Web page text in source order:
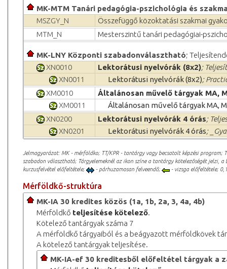
MK-MTM Tanári pedagógia-pszichológia és
MSZGY_N
Összefüggő közoktatási szakmai
MTM_N
Mesterszintű tanári pedagógiai-
MK-LNY Központi szabadonválasztható;
XN0010
Lektorátusi nyelvórák (8x2);
XN0011
Lektorátusi nyelvórák (8x2);
XM0010
Általánosan művelő tárgyak MA,
XM0011
Általánosan művelő tárgyak MA,
XN0200
Lektorátusi nyelvórák 4 órás;
XN0201
Lektorátusi nyelvórák 4 órás;
Jelmagyarázat: MK - mérföldko; TT/KPR - tantárgy vagy becsatolt képzési program;
szabadon választható; Tárgyelemeknél az ikon színe a tantárgy kötelezőségét jelzi,
kurzusfelvétel előfeltétele;
- párhuzamosan felveendő; - vizsga előfeltétele;
Mérföldkő-struktúra
MK-IA 30 kredites közös (1a, 1b, 2a, 3, 4a, 4b)
Mérföldkő teljesítése kötelező.
Kötelező tantárgyak száma 7
A mérföldkő tárgyaiból és a beágyazott mérföldkövek
A kötelező tantárgyak teljesítése.
MK-IA-ef 30 kreditesből előfeltétel tárgyak a